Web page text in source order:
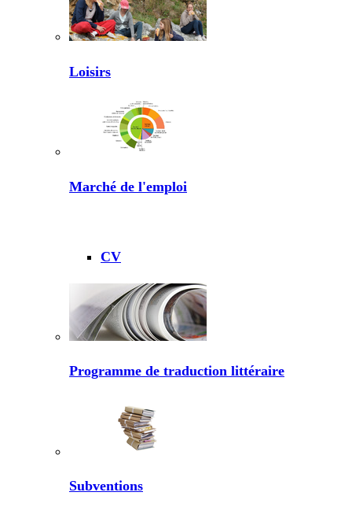
Loisirs
Marché de l'emploi
CV
Programme de traduction littéraire
Subventions